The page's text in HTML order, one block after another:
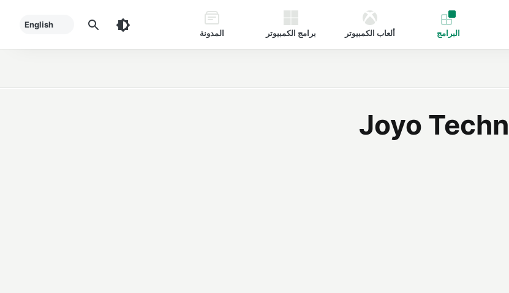
البرامج ألعاب الكمبيوتر برامج الكمبيوتر المدونة
English